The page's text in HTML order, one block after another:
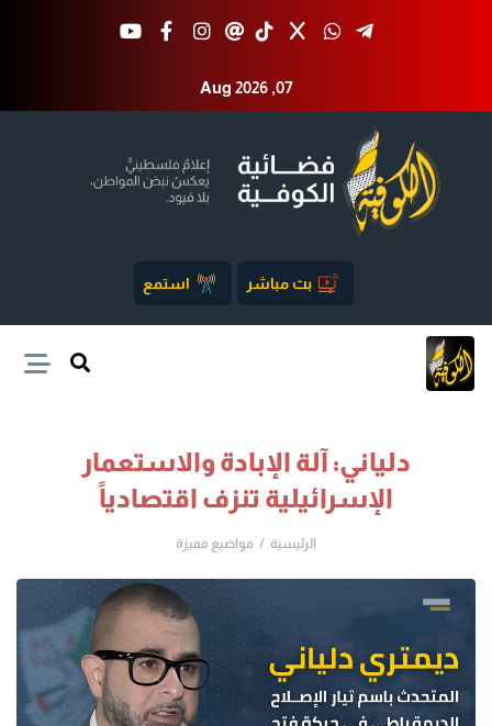
Aug 2026 ,07
بث مباشر استمع
دلياني: آلة الإبادة والاستعمار
الإسرائيلية تنزف اقتصادياً
الرئيسية مواضيع مميزة